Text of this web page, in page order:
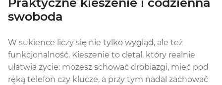
swoboda
W sukience liczy się nie tylko wygląd, ale też
funkcjonalność. Kieszenie to detal, który realnie
ułatwia życie: możesz schować drobiazgi, mieć pod
ręką telefon czy klucze, a przy tym nadal zachować